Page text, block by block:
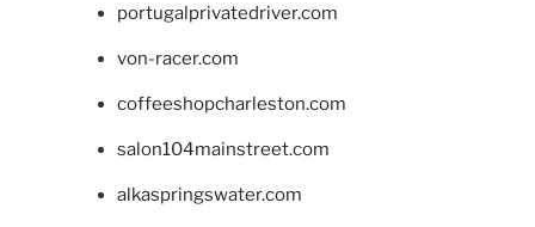
portugalprivatedriver.com
von-racer.com
coffeeshopcharleston.com
salon104mainstreet.com
alkaspringswater.com